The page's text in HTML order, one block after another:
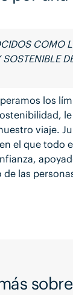
COMO
los
viaje.
el que todo
las